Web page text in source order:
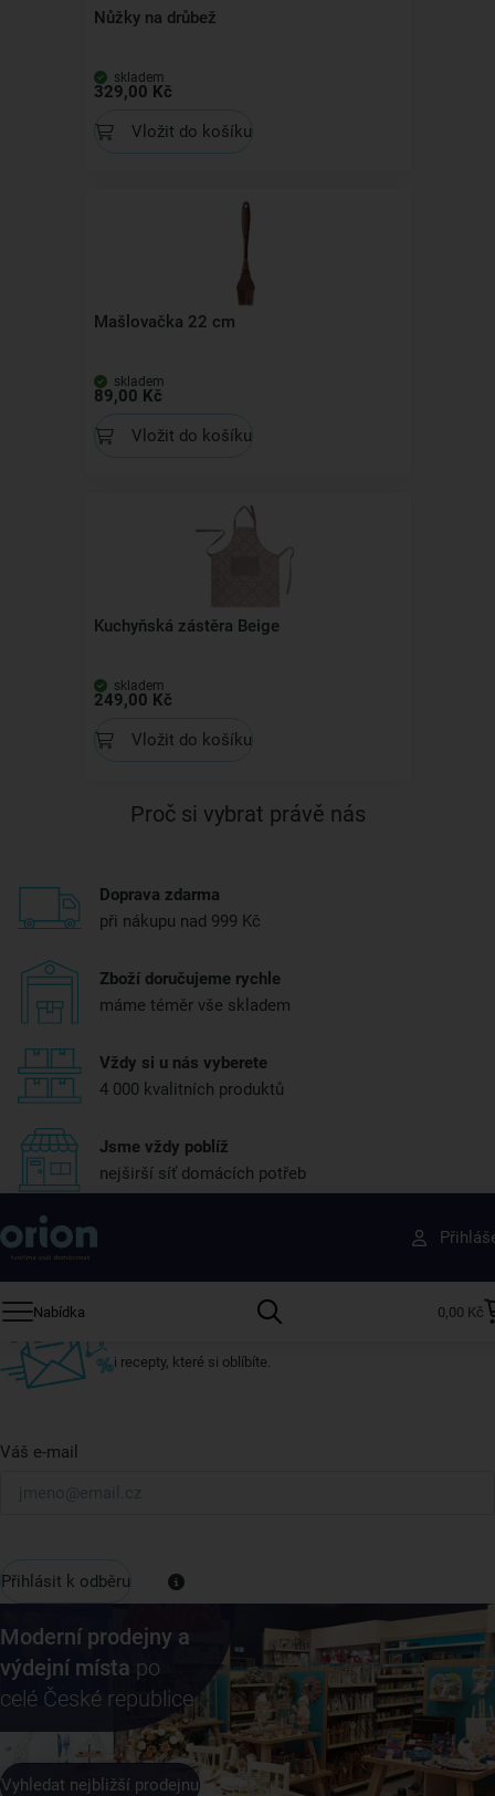
Nůžky na drůbež
skladem
329,00 Kč
Vložit do košíku
Mašlovačka 22 cm
skladem
89,00 Kč
Vložit do košíku
Kuchyňská zástěra Beige
skladem
249,00 Kč
Vložit do košíku
Proč si vybrat právě nás
Doprava zdarma
při nákupu nad 999 Kč
Zboží doručujeme rychle
máme téměr vše skladem
Vždy si u nás vyberete
4 000 kvalitních produktů
Jsme vždy poblíž
nejširší síť domácích potřeb
Nabídka 0,00 Kč
Získejte rady, recepty a tipy na slevy dřív než
ostatní
Přihlaste se k odběru našeho newsletteru.
i recepty, které si oblíbíte.
Váš e-mail
Přihlásit k odběru
Moderní prodejny a
výdejní místa po
celé České republice
Vyhledat nejbližší prodejnu